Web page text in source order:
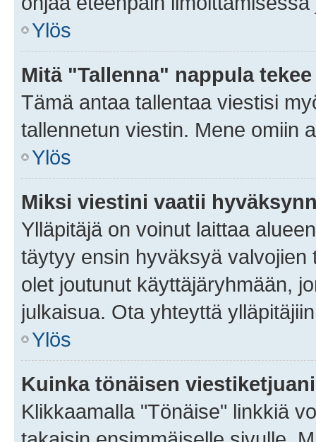
Ylös
Mitä "Tallenna" nappula
Tämä antaa tallentaa viestisi
tallennetun viestin. Mene omiin
Ylös
Miksi viestini vaatii
Ylläpitäjä on voinut laittaa
täytyy ensin hyväksyä
olet joutunut käyttäjäryhmään,
julkaisua. Ota yhteyttä
Ylös
Kuinka tönäisen
Klikkaamalla "Tönäise" linkkiä